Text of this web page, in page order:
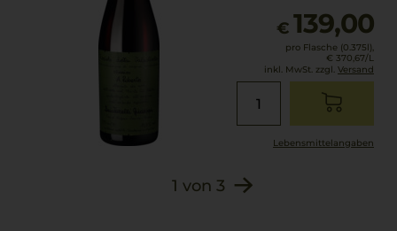
€ 139,00
pro Flasche (0.375l),
€ 370,67/L
inkl. MwSt. zzgl. Versand
Lebensmittel­angaben
1 von 3